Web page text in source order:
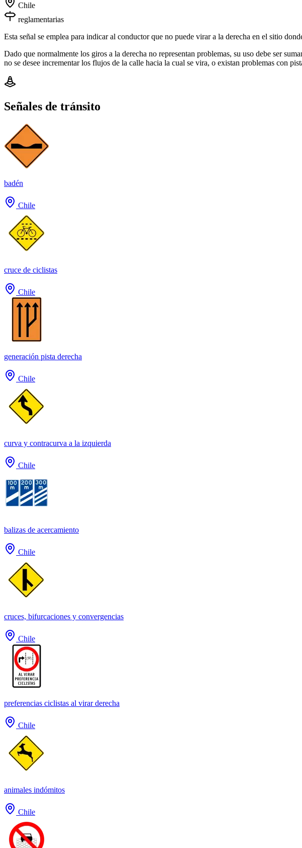
Chile
reglamentarias
Esta señal se emplea para indicar al conductor que no puede virar a la derecha en el sitio
Dado que normalmente los giros a la derecha no representan problemas, su uso debe ser
no se desee incrementar los flujos de la calle hacia la cual se vira, o existan problemas con
Señales de tránsito
badén
Chile
cruce de ciclistas
Chile
generación pista derecha
Chile
curva y contracurva a la izquierda
Chile
balizas de acercamiento
Chile
cruces, bifurcaciones y convergencias
Chile
preferencias ciclistas al virar derecha
Chile
animales indómitos
Chile